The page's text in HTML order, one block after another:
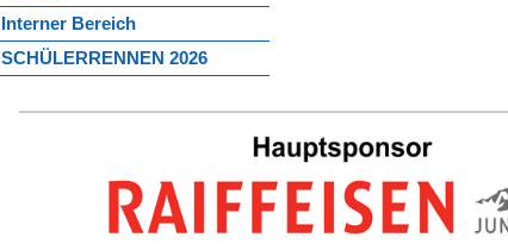
Interner Bereich
SCHÜLERRENNEN 2026